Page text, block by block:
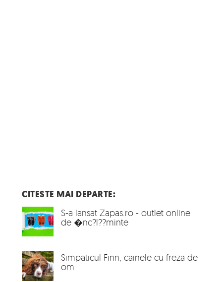
CITESTE MAI DEPARTE:
S-a lansat Zapas.ro - outlet online
de �nc?l??minte
Simpaticul Finn, cainele cu freza de
om